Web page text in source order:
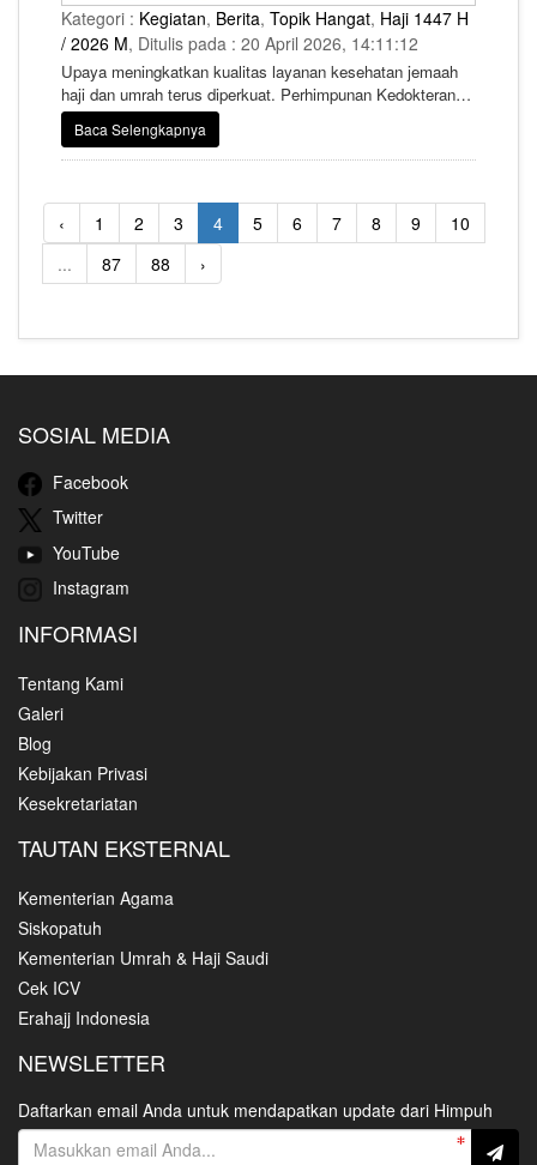
Kategori : Kegiatan, Berita, Topik Hangat, Haji 1447 H
/ 2026 M, Ditulis pada : 20 April 2026, 14:11:12
Upaya meningkatkan kualitas layanan kesehatan jemaah
haji dan umrah terus diperkuat. Perhimpunan Kedokteran
Haji Indonesia (PERDOKHI) resmi menjalin kerja sama
dengan Himpunan Penyelenggara Umrah dan Haji
(HIMPUH) melalui penandatanganan Nota Kesepahaman
Sabtu (18/4/2026).
Baca Selengkapnya
‹ 1 2 3 4 5 6 7 8 9
10
...
87 88 ›
SOSIAL MEDIA
Facebook
Twitter
YouTube
Instagram
INFORMASI
Tentang Kami
Galeri
Blog
Kebijakan Privasi
Kesekretariatan
TAUTAN EKSTERNAL
Kementerian Agama
Siskopatuh
Kementerian Umrah & Haji Saudi
Cek ICV
Erahajj Indonesia
NEWSLETTER
Daftarkan email Anda untuk mendapatkan update dari Himpuh